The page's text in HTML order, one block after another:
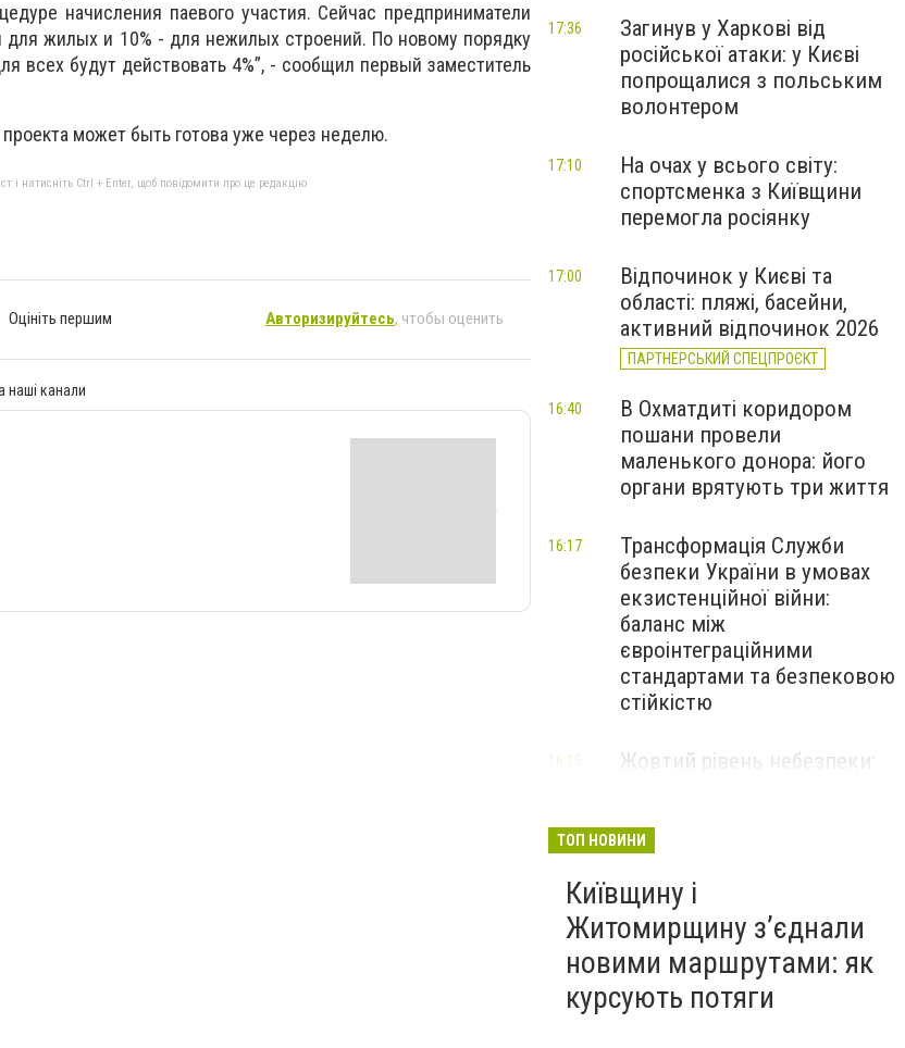
начисления паевого участия. Сейчас предприниматели
для жилых и 10% - для нежилых строений. По новому порядку
всех будут действовать 4%”, - сообщил первый заместитель
может быть готова уже через неделю.
і натисніть Ctrl + Enter, щоб повідомити про це редакцію
Оцініть першим Авторизируйтесь, чтобы оценить
наші канали
Загинув у Харкові від
російської атаки: у Києві
попрощалися з польським
волонтером
17:36
На очах у всього світу:
спортсменка з Київщини
перемогла росіянку
17:10
Відпочинок у Києві та
області: пляжі, басейни,
активний відпочинок 2026
ПАРТНЕРСЬКИЙ СПЕЦПРОЄКТ
17:00
В Охматдиті коридором
пошани провели
маленького донора: його
органи врятують три життя
16:40
Трансформація Служби
безпеки України в умовах
екзистенційної війни:
баланс між
євроінтеграційними
стандартами та безпековою
стійкістю
16:17
Жовтий рівень небезпеки:
16:15
ТОП НОВИНИ
Київщину і
Житомирщину з’єднали
новими маршрутами: як
курсують потяги